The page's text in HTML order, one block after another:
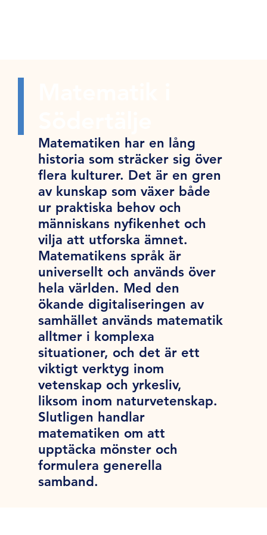
Matematiken har en lång
historia som sträcker sig över
flera kulturer. Det är en gren
av kunskap som växer både
ur praktiska behov och
människans nyfikenhet och
vilja att utforska ämnet.
Matematikens språk är
universellt och används över
hela världen. Med den
ökande digitaliseringen av
samhället används matematik
alltmer i komplexa
situationer, och det är ett
viktigt verktyg inom
vetenskap och yrkesliv,
liksom inom naturvetenskap.
Slutligen handlar
matematiken om att
upptäcka mönster och
formulera generella
samband.